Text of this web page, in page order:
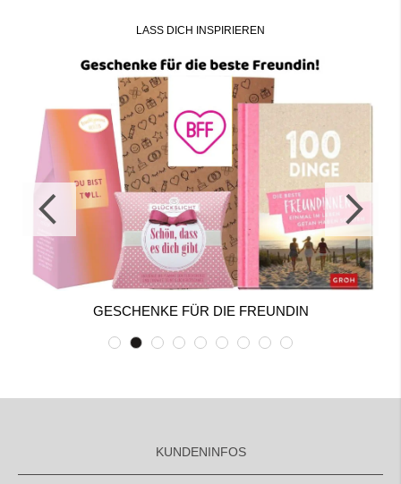
LASS DICH INSPIRIEREN
GESCHENKE FÜR DIE FREUNDIN
KUNDENINFOS